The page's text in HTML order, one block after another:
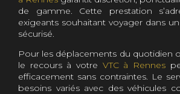
de gamme. Cette prestation
exigeants souhaitant voyager dans
sécurisé.
Pour les déplacements du quotidien
le recours à votre VTC à Rennes
efficacement sans contraintes. Le
besoins variés avec des véhicules